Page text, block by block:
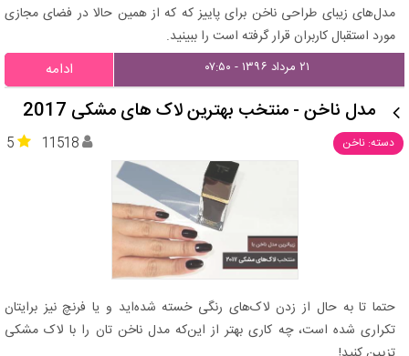
مدل‌های زیبای طراحی ناخن برای پاییز که که از همین حالا در فضای مجازی
مورد استقبال کاربران قرار گرفته است را ببینید.
۲۱ مرداد ۱۳۹۶ - ۰۷:۵۰ ادامه
مدل ناخن - منتخب بهترین لاک های مشکی 2017
دسته: ناخن 5 11518
حتما تا به حال از زدن لاک‌های رنگی خسته شده‌اید و یا فرنچ نیز برایتان
تکراری شده است، چه کاری بهتر از این‌که مدل ناخن تان را با لاک مشکی